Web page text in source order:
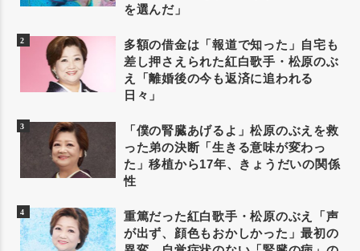
を選んだ」
多額の借金は「報道で知った」自宅も
差し押さえられた紅白歌手・松原のぶ
え「離婚後の今も返済に追われる
日々」
「僕の腎臓あげるよ」松原のぶえを救
った弟の決断「生きる意味が変わっ
た」移植から17年、きょうだいの関係
性
重篤だった紅白歌手・松原のぶえ「声
が出ず、顔色もおかしかった」最初の